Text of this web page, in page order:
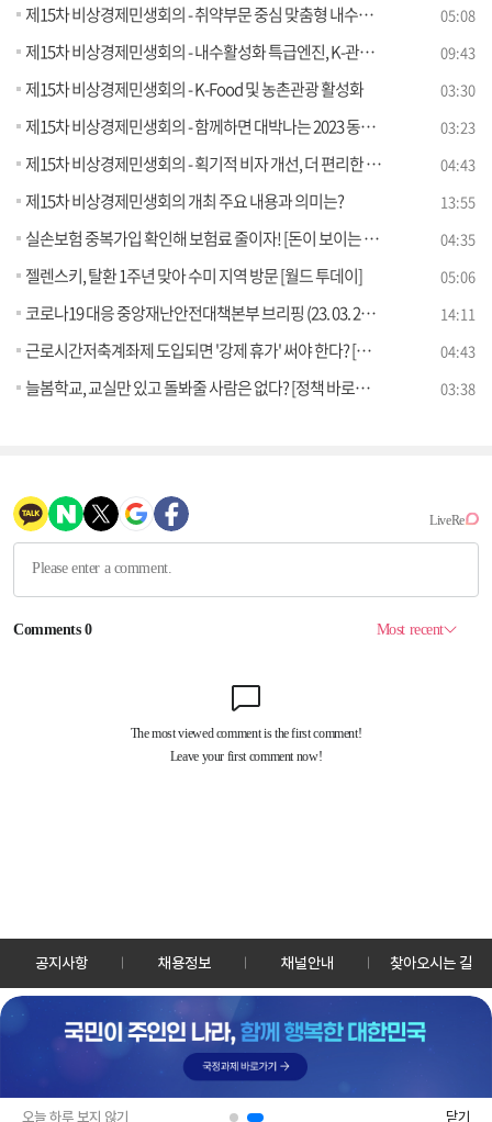
오늘 하루 보지 않기 닫기
제15차 비상경제민생회의 - 취약부문 중심 맞춤형 내수활성화 추진 05:08
제15차 비상경제민생회의 - 내수활성화 특급엔진, K-관광 "많이 오게 많이 쓰게" 09:43
제15차 비상경제민생회의 - K-Food 및 농촌관광 활성화 03:30
제15차 비상경제민생회의 - 함께하면 대박나는 2023 동행축제 03:23
제15차 비상경제민생회의 - 획기적 비자 개선, 더 편리한 한국관광 04:43
제15차 비상경제민생회의 개최 주요 내용과 의미는? 13:55
실손보험 중복가입 확인해 보험료 줄이자! [돈이 보이는 VCR] 04:35
젤렌스키, 탈환 1주년 맞아 수미 지역 방문 [월드 투데이] 05:06
코로나19 대응 중앙재난안전대책본부 브리핑 (23. 03. 29. 11시) 14:11
근로시간저축계좌제 도입되면 '강제 휴가' 써야 한다? [정책 바로보기] 04:43
늘봄학교, 교실만 있고 돌봐줄 사람은 없다? [정책 바로보기] 03:38
공지사항 채용정보 채널안내 찾아오시는 길
30128 세종특별자치시 정부2청사로 13 한국정책방송원 KTV
TEL: 044-204-8000
Copyrightⓒ KTV 국민방송 All Rights Reserved.